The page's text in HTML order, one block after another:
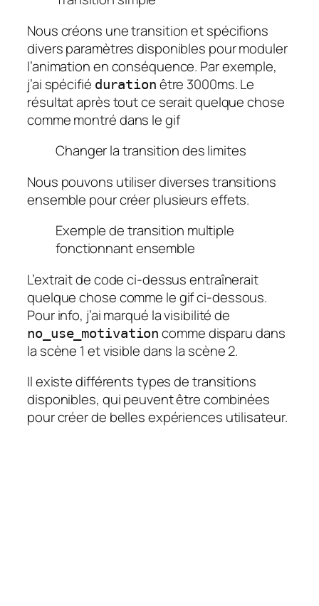
Nous créons une transition et spécifions
divers paramètres disponibles pour moduler
l’animation en conséquence. Par exemple,
j’ai spécifié duration être 3000ms. Le
résultat après tout ce serait quelque chose
comme montré dans le gif
Changer la transition des limites
Nous pouvons utiliser diverses transitions
ensemble pour créer plusieurs effets.
Exemple de transition multiple
fonctionnant ensemble
L’extrait de code ci-dessus entraînerait
quelque chose comme le gif ci-dessous.
Pour info, j’ai marqué la visibilité de
no_use_motivation comme disparu dans
la scène 1 et visible dans la scène 2.
Il existe différents types de transitions
disponibles, qui peuvent être combinées
pour créer de belles expériences utilisateur.